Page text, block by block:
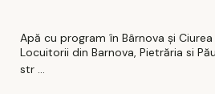
Apă cu program în Bârnova și Ciurea
Locuitorii din Barnova, Pietrăria si
str ...